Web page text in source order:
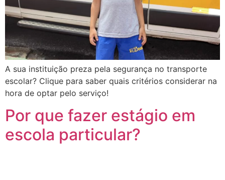
A sua instituição preza pela segurança no transporte
escolar? Clique para saber quais critérios considerar na
hora de optar pelo serviço!
Por que fazer estágio em
escola particular?